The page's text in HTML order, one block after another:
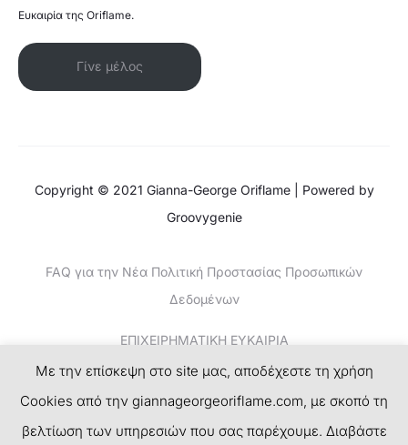
Ευκαιρία της Oriflame.
Γίνε μέλος
Copyright © 2021 Gianna-George Oriflame | Powered by
Groovygenie
FAQ για την Νέα Πολιτική Προστασίας Προσωπικών
Δεδομένων
ΕΠΙΧΕΙΡΗΜΑΤΙΚΗ ΕΥΚΑΙΡΙΑ
ΚΕΡΔΙΣΤΕ ΧΡΗΜΑΤΑ-ΤΟ ΝΕΟ SUCCESS PLAN
Με την επίσκεψη στο site μας, αποδέχεστε τη χρήση
Cookies από την giannageorgeoriflame.com, με σκοπό τη
βελτίωση των υπηρεσιών που σας παρέχουμε. Διαβάστε